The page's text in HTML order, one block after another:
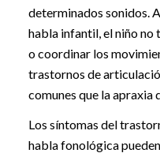
determinados sonidos.
habla infantil, el niño
o coordinar los
trastornos de
comunes que la apraxia
Los síntomas del
habla fonológica